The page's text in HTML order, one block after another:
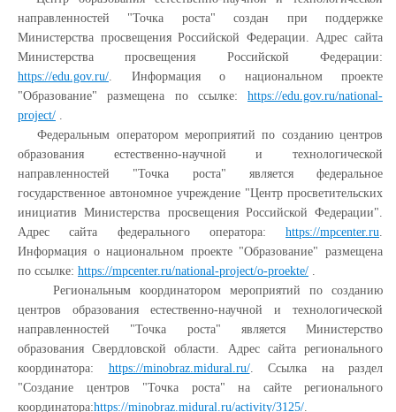
направленностей "Точка роста" создан при поддержке
Министерства просвещения Российской Федерации. Адрес сайта
Министерства просвещения Российской Федерации:
https://edu.gov.ru/. Информация о национальном проекте
"Образование" размещена по ссылке: https://edu.gov.ru/national-
project/ .
Федеральным оператором мероприятий по созданию центров
образования естественно-научной и технологической
направленностей "Точка роста" является федеральное
государственное автономное учреждение "Центр просветительских
инициатив Министерства просвещения Российской Федерации".
Адрес сайта федерального оператора: https://mpcenter.ru.
Информация о национальном проекте "Образование" размещена
по ссылке: https://mpcenter.ru/national-project/o-proekte/ .
Региональным координатором мероприятий по созданию
центров образования естественно-научной и технологической
направленностей "Точка роста" является Министерство
образования Свердловской области. Адрес сайта регионального
координатора: https://minobraz.midural.ru/. Ссылка на раздел
"Создание центров "Точка роста" на сайте регионального
координатора:https://minobraz.midural.ru/activity/3125/.